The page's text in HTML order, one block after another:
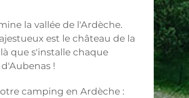
la vallée de l'Ardèche.
est le château de la
que s'installe chaque
!
camping en Ardèche :